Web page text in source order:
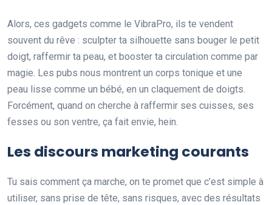
Alors, ces gadgets comme le VibraPro, ils te vendent
souvent du rêve : sculpter ta silhouette sans bouger le petit
doigt, raffermir ta peau, et booster ta circulation comme par
magie. Les pubs nous montrent un corps tonique et une
peau lisse comme un bébé, en un claquement de doigts.
Forcément, quand on cherche à raffermir ses cuisses, ses
fesses ou son ventre, ça fait envie, hein.
Les discours marketing courants
Tu sais comment ça marche, on te promet que c’est simple à
utiliser, sans prise de tête, sans risques, avec des résultats